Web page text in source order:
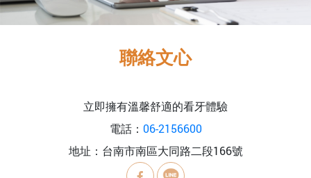
聯絡文心
立即擁有溫馨舒適的看牙體驗
電話： 06-2156600
地址：台南市南區大同路二段166號